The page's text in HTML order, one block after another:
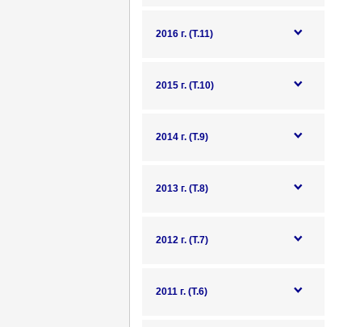
2016 г. (Т.11)
2015 г. (Т.10)
2014 г. (Т.9)
2013 г. (Т.8)
2012 г. (Т.7)
2011 г. (Т.6)